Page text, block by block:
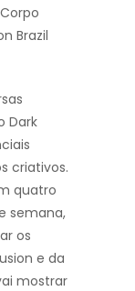
Brazil
Dark
criativos.
quatro
semana,
os
e da
mostrar